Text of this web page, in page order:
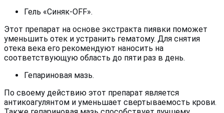
Гель «Синяк-OFF».
Этот препарат на основе экстракта пиявки поможет
уменьшить отек и устранить гематому. Для снятия
отека века его рекомендуют наносить на
соответствующую область до пяти раз в день.
Гепариновая мазь.
По своему действию этот препарат является
антикоагулянтом и уменьшает свертываемость крови.